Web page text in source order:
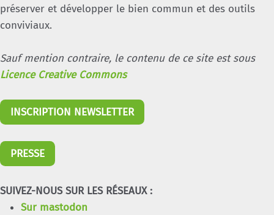
préserver et développer le bien commun et des outils
conviviaux.
Sauf mention contraire, le contenu de ce site est sous
Licence Creative Commons
INSCRIPTION NEWSLETTER
PRESSE
SUIVEZ-NOUS SUR LES RÉSEAUX :
Sur mastodon